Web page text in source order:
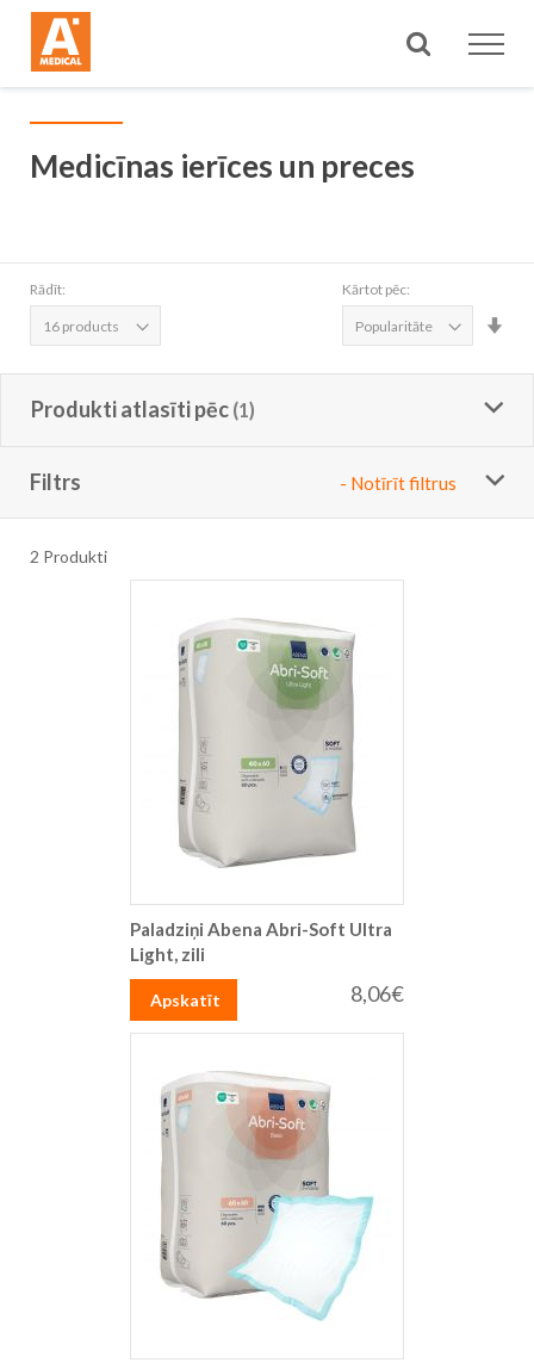
Meklēt
Medicīnas ierīces un preces
Rādīt: Kārtot pēc:
Produkti atlasīti pēc
Filtrs - Notīrīt filtrus
2 Produkti
Paladziņi Abena Abri-Soft Ultra
Light, zili
8,06€
Apskatīt